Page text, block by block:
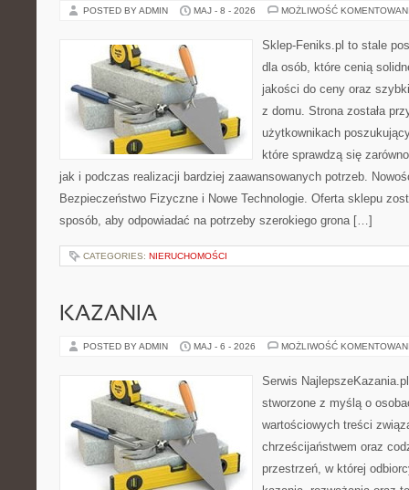
POSTED BY ADMIN MAJ - 8 - 2026 MOŻLIWOŚĆ
Sklep-Feniks.pl to stale
dla osób, które cenią
jakości do ceny oraz
z domu. Strona została
użytkownikach
które sprawdzą się
jak i podczas realizacji bardziej zaawansowanych potrzeb.
Bezpieczeństwo Fizyczne i Nowe Technologie. Oferta sklepu
sposób, aby odpowiadać na potrzeby szerokiego grona […]
CATEGORIES: NIERUCHOMOŚCI
KAZANIA
POSTED BY ADMIN MAJ - 6 - 2026 MOŻLIWOŚĆ
Serwis
stworzone z myślą o
wartościowych treści
chrześcijaństwem oraz
przestrzeń, w której